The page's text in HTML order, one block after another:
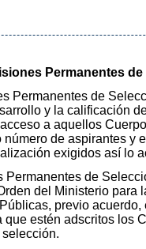
Permanentes
Permanentes de
y la calificación
a aquellos
número de aspirantes y
exigidos así lo
Permanentes de
del Ministerio para
previo acuerdo,
que estén adscritos los